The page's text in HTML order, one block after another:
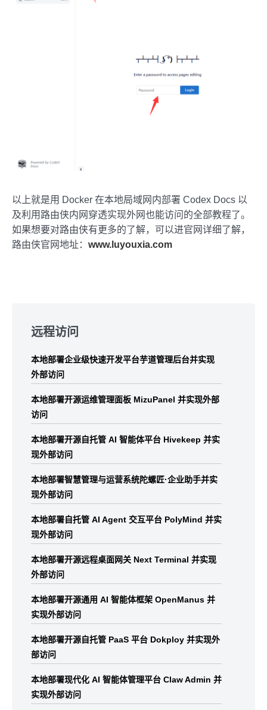
以上就是用 Docker 在本地局域网内部署 Codex Docs 以
及利用路由侠内网穿透实现外网也能访问的全部教程了。
如果想要对路由侠有更多的了解，可以进官网详细了解，
路由侠官网地址： www.luyouxia.com
footer
远程访问
本地部署企业级快速开发平台芋道管理后台并实现
外部访问
本地部署开源运维管理面板 MizuPanel 并实现外部
访问
本地部署开源自托管 AI 智能体平台 Hivekeep 并实
现外部访问
本地部署智慧管理与运营系统陀螺匠·企业助手并实
现外部访问
本地部署自托管 AI Agent 交互平台 PolyMind 并实
现外部访问
本地部署开源远程桌面网关 Next Terminal 并实现
外部访问
本地部署开源通用 AI 智能体框架 OpenManus 并
实现外部访问
本地部署开源自托管 PaaS 平台 Dokploy 并实现外
部访问
本地部署现代化 AI 智能体管理平台 Claw Admin 并
实现外部访问